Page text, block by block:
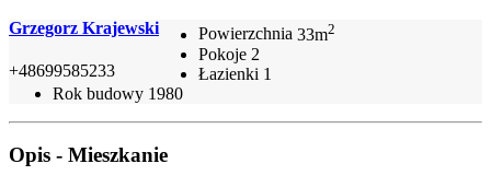
Grzegorz Krajewski
+48699585233
Powierzchnia 33m2
Pokoje 2
Łazienki 1
Rok budowy 1980
Opis - Mieszkanie